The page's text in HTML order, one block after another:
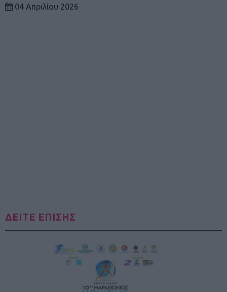
04 Απριλίου 2026
ΔΕΙΤΕ ΕΠΙΣΗΣ